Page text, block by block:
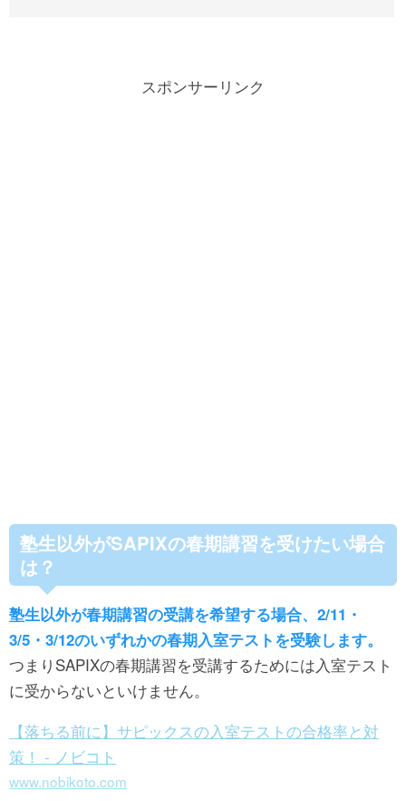
スポンサーリンク
塾生以外がSAPIXの春期講習を受けたい場合
は？
塾生以外が春期講習の受講を希望する場合、2/11・
3/5・3/12のいずれかの春期入室テストを受験します。
つまりSAPIXの春期講習を受講するためには入室テスト
に受からないといけません。
【落ちる前に】サピックスの入室テストの合格率と対
策！ - ノビコト
www.nobikoto.com